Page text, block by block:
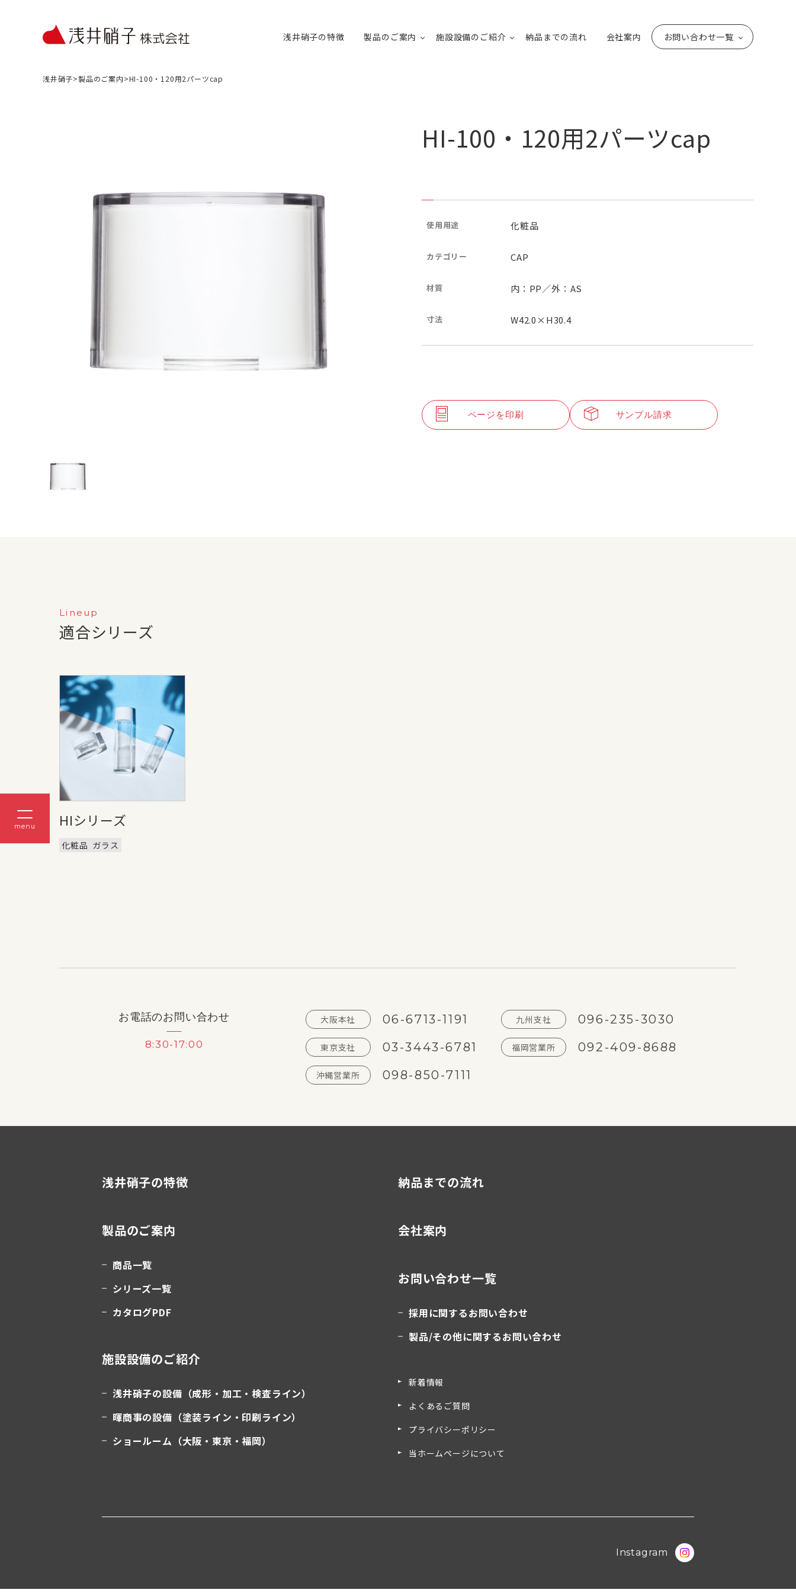
浅井硝子の特徴 製品のご案内 施設設備のご紹介 納品までの流れ 会社案内 お問い合わせ一覧
menu
浅井硝子>製品のご案内>HI-100・120用2パーツcap
HI-100・120用2パーツcap
使用用途 化粧品
カテゴリー CAP
材質 内：PP／外：AS
寸法 W42.0×H30.4
ページを印刷 サンプル請求
Lineup
適合シリーズ
HIシリーズ
化粧品 ガラス
お電話のお問い合わせ
8:30-17:00
大阪本社 06-6713-1191 九州支社 096-235-3030
東京支社 03-3443-6781 福岡営業所 092-409-8688
沖縄営業所 098-850-7111
浅井硝子の特徴
製品のご案内
商品一覧
シリーズ一覧
カタログPDF
施設設備のご紹介
浅井硝子の設備（成形・加工・検査ライン）
暉商事の設備（塗装ライン・印刷ライン）
ショールーム（大阪・東京・福岡）
納品までの流れ
会社案内
お問い合わせ一覧
採用に関するお問い合わせ
製品/その他に関するお問い合わせ
新着情報
よくあるご質問
プライバシーポリシー
当ホームページについて
Instagram